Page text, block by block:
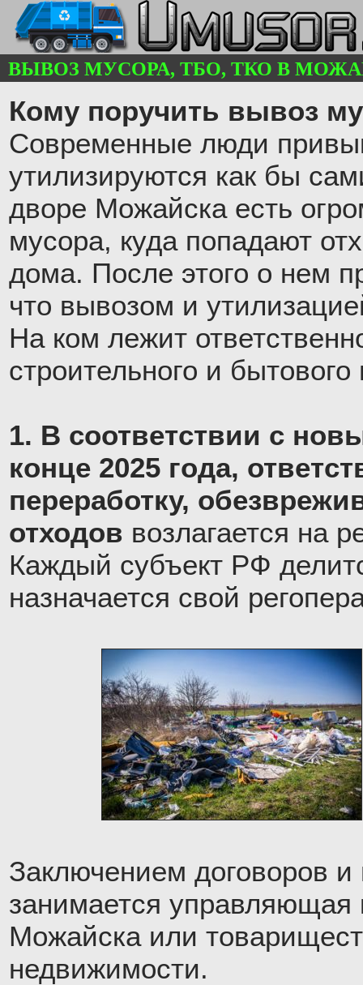
ВЫВОЗ МУСОРА, ТБО, ТКО В
Кому поручить вывоз
Современные люди
утилизируются как бы
дворе Можайска есть
мусора, куда попадают
дома. После этого о нем
что вывозом и
На ком лежит
строительного и
1. В соответствии с
конце 2025 года,
переработку,
отходов возлагается на
Каждый субъект РФ
назначается свой
Заключением договоров
занимается
Можайска или
недвижимости.